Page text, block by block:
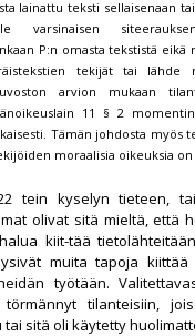
lainattu teksti sellaisenaan
varsinaisen
P:n omasta tekstistä eikä
tekijät tai lähde
arvion mukaan
11 § 2
Tämän johdosta myös
moraalisia oikeuksia on
tein kyselyn tieteen,
olivat sitä mieltä, että
kiit-tää
muita tapoja kiittää
työtään.
tilanteisiin,
sitä oli käytetty